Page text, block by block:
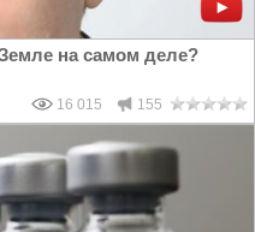
на самом деле?
16 015 155